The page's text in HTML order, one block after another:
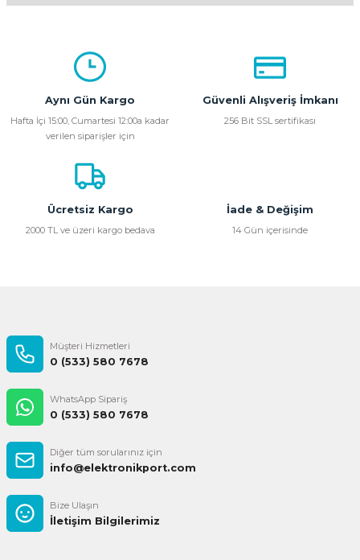
kullanarak tarafımıza iletebilirsiniz.
Görüş ve önerileriniz için teşekkür ederiz.
Ürün açıklamasında eksik bilgiler bulunuyor.
Ürün bilgilerinde hatalar bulunuyor.
Ürün fiyatı diğer sitelerden daha pahalı.
Bu ürüne benzer farklı alternatifler olmalı.
Aynı Gün Kargo
Hafta İçi 15:00, Cumartesi 12:00a kadar
verilen siparişler için
Güvenli Alışveriş İmkanı
256 Bit SSL sertifikası
Ücretsiz Kargo
2000 TL ve üzeri kargo bedava
İade & Değişim
14 Gün içerisinde
Müşteri Hizmetleri
0 (533) 580 7678
WhatsApp Sipariş
0 (533) 580 7678
Diğer tüm sorularınız için
info@elektronikport.com
Bize Ulaşın
İletişim Bilgilerimiz